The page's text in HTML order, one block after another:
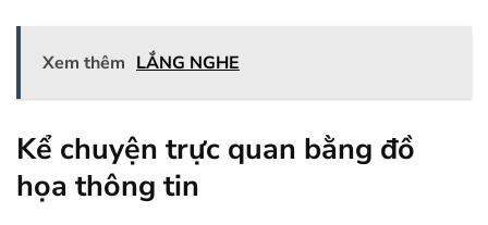
Xem thêm LẮNG NGHE
Kể chuyện trực quan bằng đồ
họa thông tin